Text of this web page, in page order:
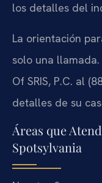
los detalles del
La orientación
solo una
Of SRIS, P.C. al
detalles de su
Áreas que
Spotsylvania